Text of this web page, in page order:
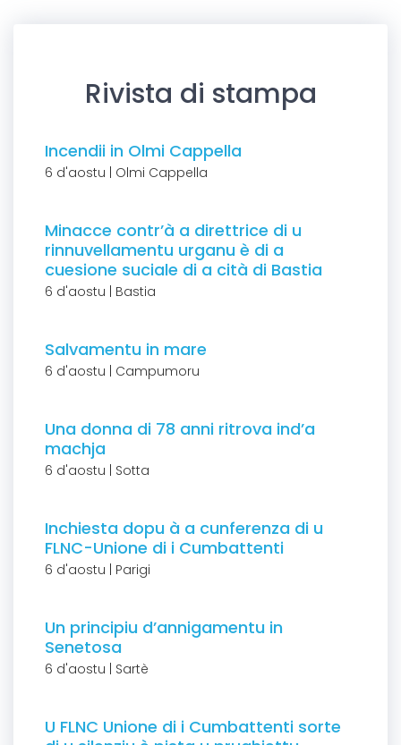
Rivista di stampa
Incendii in Olmi Cappella
6 d'aostu | Olmi Cappella
Minacce contr’à a direttrice di u
rinnuvellamentu urganu è di a
cuesione suciale di a cità di Bastia
6 d'aostu | Bastia
Salvamentu in mare
6 d'aostu | Campumoru
Una donna di 78 anni ritrova ind’a
machja
6 d'aostu | Sotta
Inchiesta dopu à a cunferenza di u
FLNC-Unione di i Cumbattenti
6 d'aostu | Parigi
Un principiu d’annigamentu in
Senetosa
6 d'aostu | Sartè
U FLNC Unione di i Cumbattenti sorte